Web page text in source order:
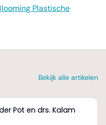
Plastische
Bekijk alle artikelen
Pot en drs. Kalam